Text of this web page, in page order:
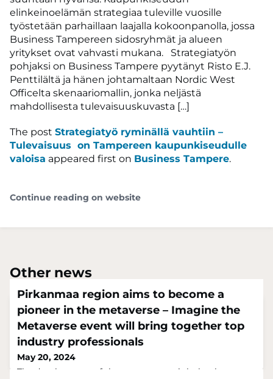
elinkeinoelämän strategiaa tuleville vuosille
työstetään parhaillaan laajalla kokoonpanolla, jossa
Business Tampereen sidosryhmät ja alueen
yritykset ovat vahvasti mukana. Strategiatyön
pohjaksi on Business Tampere pyytänyt Risto E.J.
Penttilältä ja hänen johtamaltaan Nordic West
Officelta skenaariomallin, jonka neljästä
mahdollisesta tulevaisuuskuvasta […]
The post Strategiatyö ryminällä vauhtiin –
Tulevaisuus on Tampereen kaupunkiseudulle
valoisa appeared first on Business Tampere.
Continue reading on website
Other news
Pirkanmaa region aims to become a
pioneer in the metaverse – Imagine the
Metaverse event will bring together top
industry professionals
May 20, 2024
The development of the metaverse might be the next